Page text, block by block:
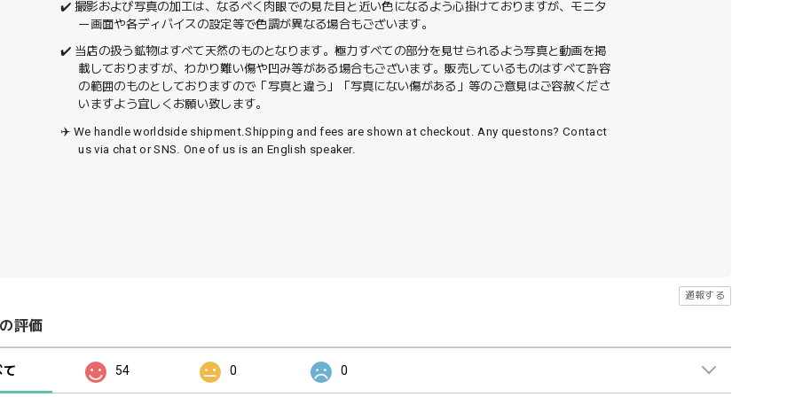
✔️ 撮影および写真の加工は、なるべく肉眼での見た目と近い色になるよう心掛けておりますが、モニタ
ー画面や各ディバイスの設定等で色調が異なる場合もございます。
✔️ 当店の扱う鉱物はすべて天然のものとなります。極力すべての部分を見せられるよう写真と動画を掲
載しておりますが、わかり難い傷や凹み等がある場合もございます。販売しているものはすべて許容
の範囲のものとしておりますので「写真と違う」「写真にない傷がある」等のご意見はご容赦くださ
いますよう宜しくお願い致します。
✈️ We handle worldside shipment.Shipping and fees are shown at checkout. Any questons? Contact
us via chat or SNS. One of us is an English speaker.
通報する
評価
て 54 0 0